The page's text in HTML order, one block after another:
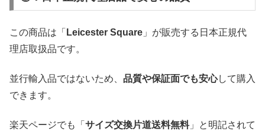
この商品は「 Leicester Square 」が販売する日本正規代
理店取扱品です。
並行輸入品ではないため、 品質や保証面でも安心して購入
できます。
楽天ページでも「 サイズ交換片道送料無料」と明記されて